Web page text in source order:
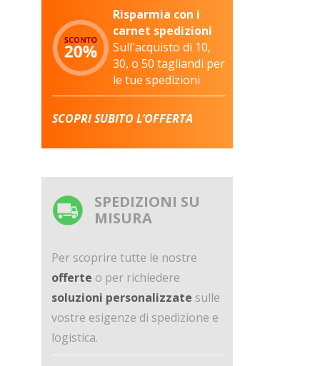
Risparmia con i
carnet spedizioni
Sull'acquisto di 10,
30, o 50 tagliandi per
le tue spedizioni
SCOPRI SUBITO L’OFFERTA
SPEDIZIONI SU
MISURA
Per scoprire tutte le nostre
offerte o per richiedere
soluzioni personalizzate sulle
vostre esigenze di spedizione e
logistica.